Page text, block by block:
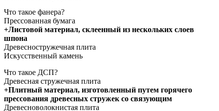
Что такое фанера?
Прессованная бумага
+Листовой материал, склеенный из нескольких слоев
шпона
Древесностружечная плита
Искусственный камень
Что такое ДСП?
Древесная стружечная плита
+Плитный материал, изготовленный путем горячего
прессования древесных стружек со связующим
Древесноволокнистая плита